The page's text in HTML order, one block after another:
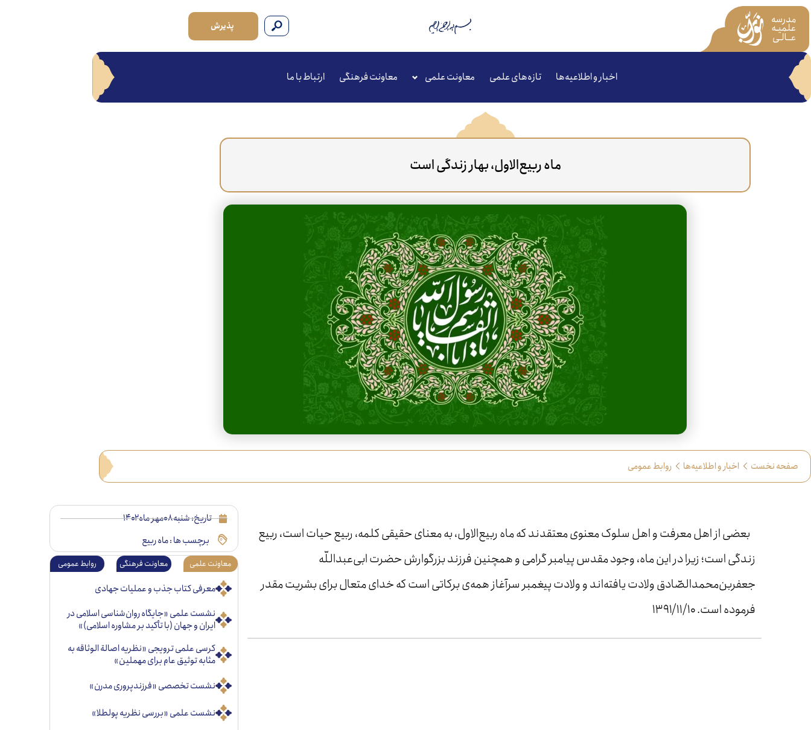
پذیرش
اخبار و اطلاعیه‌ها تازه‌های علمی معاونت علمی معاونت فرهنگی ارتباط با ما
ماه ربیع‌الاول، بهار زندگی است
صفحه نخست اخبار و اطلاعیه‌ها روابط عمومی
بعضی از اهل معرفت و اهل سلوک معنوی معتقدند که ماه ربیع‌الاول، به معنای حقیقی کلمه، ربیع حیات است، ربیع
زندگی است؛ زیرا در این ماه، وجود مقدس پیامبر گرامی و همچنین فرزند بزرگوارش حضرت ابی‌عبداللّه
جعفربن‌محمدالصّادق ولادت یافته‌اند و ولادت پیغمبر سرآغاز همه‌ی برکاتی است که خدای متعال برای بشریت مقدر
فرموده است. ۱۳۹۱/۱۱/۱۰
تاریخ:شنبه ۰۸مهر ماه ۱۴۰۲
برچسب ها :ماه ربیع
معاونت علمی معاونت فرهنگی روابط عمومی
معرفی کتاب جذب و عملیات جهادی
نشست علمی «جایگاه روان‌شناسی اسلامی در
ایران و جهان (با تأکید بر مشاوره اسلامی)»
کرسی علمی ترویجی «نظریه اصالة الوثاقه به
مثابه توثیق عام برای مهملین»
نشست تخصصی «فرزندپروری مدرن»
نشست علمی «بررسی نظریه پولطلا»